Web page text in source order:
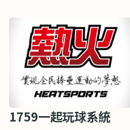
1759一起玩球系統